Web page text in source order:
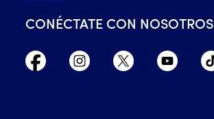
CONÉCTATE CON NOSOTROS